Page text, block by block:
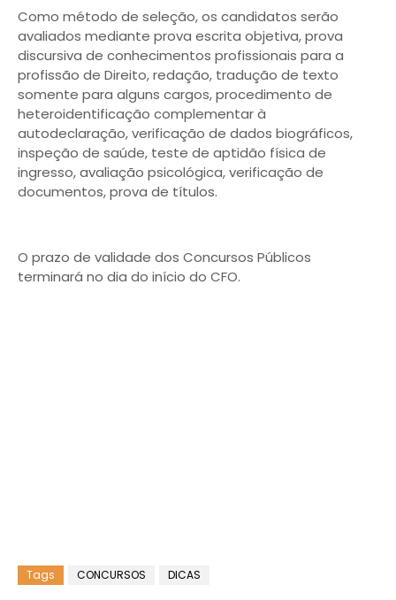
Como método de seleção, os candidatos serão
avaliados mediante prova escrita objetiva, prova
discursiva de conhecimentos profissionais para a
profissão de Direito, redação, tradução de texto
somente para alguns cargos, procedimento de
heteroidentificação complementar à
autodeclaração, verificação de dados biográficos,
inspeção de saúde, teste de aptidão física de
ingresso, avaliação psicológica, verificação de
documentos, prova de títulos.
O prazo de validade dos Concursos Públicos
terminará no dia do início do CFO.
Tags CONCURSOS DICAS